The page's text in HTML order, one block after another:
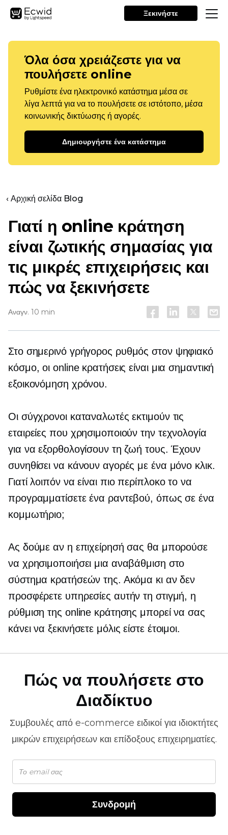
Ξεκινήστε
Όλα όσα χρειάζεστε για να
πουλήσετε online
Ρυθμίστε ένα ηλεκτρονικό κατάστημα μέσα σε
λίγα λεπτά για να το πουλήσετε σε ιστότοπο, μέσα
κοινωνικής δικτύωσης ή αγορές.
Δημιουργήστε ένα κατάστημα
‹ Αρχική σελίδα Blog
Γιατί η online κράτηση
είναι ζωτικής σημασίας για
τις μικρές επιχειρήσεις και
πώς να ξεκινήσετε
Αναγν. 10 min
Στο σημερινό γρήγορος ρυθμός στον ψηφιακό
κόσμο, οι online κρατήσεις είναι μια σημαντική
εξοικονόμηση χρόνου.
Οι σύγχρονοι καταναλωτές εκτιμούν τις
εταιρείες που χρησιμοποιούν την τεχνολογία
για να εξορθολογίσουν τη ζωή τους. Έχουν
συνηθίσει να κάνουν αγορές με ένα μόνο κλικ.
Γιατί λοιπόν να είναι πιο περίπλοκο το να
προγραμματίσετε ένα ραντεβού, όπως σε ένα
κομμωτήριο;
Ας δούμε αν η επιχείρησή σας θα μπορούσε
να χρησιμοποιήσει μια αναβάθμιση στο
σύστημα κρατήσεών της. Ακόμα κι αν δεν
προσφέρετε υπηρεσίες αυτήν τη στιγμή, η
ρύθμιση της online κράτησης μπορεί να σας
κάνει να ξεκινήσετε μόλις είστε έτοιμοι.
Πώς να πουλήσετε στο
Διαδίκτυο
Συμβουλές από e-commerce ειδικοί για ιδιοκτήτες
μικρών επιχειρήσεων και επίδοξους επιχειρηματίες.
Συνδρομή